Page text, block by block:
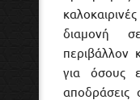
διαμονή
περιβάλλον
για όσους
αποδράσεις